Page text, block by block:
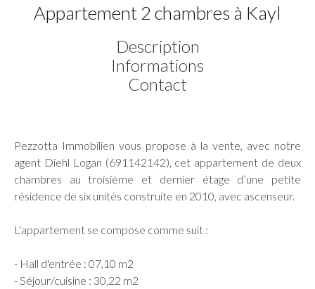
Appartement 2 chambres à Kayl
Description
Informations
Contact
Pezzotta Immobilien vous propose à la vente, avec notre
agent Diehl Logan (691142142), cet appartement de deux
chambres au troisième et dernier étage d’une petite
résidence de six unités construite en 2010, avec ascenseur.
L‘appartement se compose comme suit :
- Hall d'entrée : 07,10 m2
- Séjour/cuisine : 30,22 m2